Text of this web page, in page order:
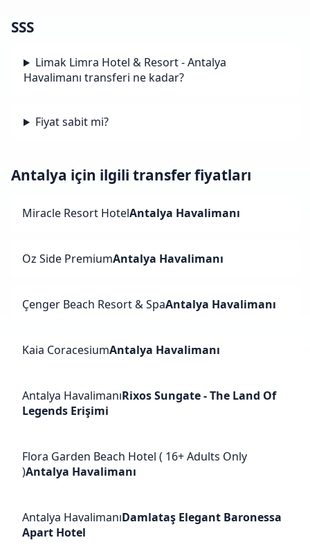
SSS
Limak Limra Hotel & Resort - Antalya
Havalimanı transferi ne kadar?
Fiyat sabit mi?
Antalya için ilgili transfer fiyatları
Miracle Resort HotelAntalya Havalimanı
Oz Side PremiumAntalya Havalimanı
Çenger Beach Resort & SpaAntalya Havalimanı
Kaia CoracesiumAntalya Havalimanı
Antalya HavalimanıRixos Sungate - The Land Of
Legends Erişimi
Flora Garden Beach Hotel ( 16+ Adults Only
)Antalya Havalimanı
Antalya HavalimanıDamlataş Elegant Baronessa
Apart Hotel